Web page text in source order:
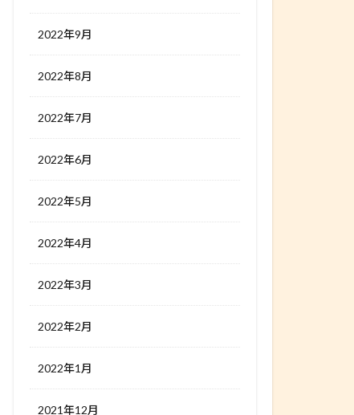
2022年9月
2022年8月
2022年7月
2022年6月
2022年5月
2022年4月
2022年3月
2022年2月
2022年1月
2021年12月